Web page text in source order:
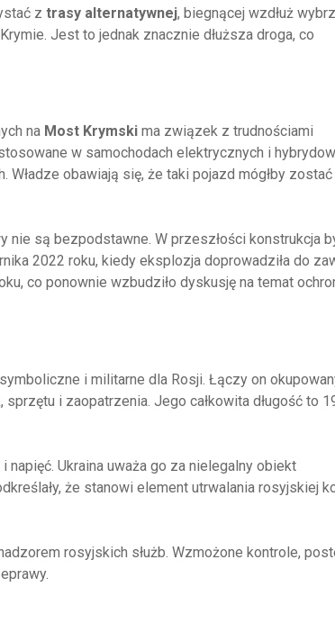
z trasy alternatywnej, biegnącej wzdłuż
Jest to jednak znacznie dłuższa droga, co
na Most Krymskima związek z trudnościami
w samochodach elektrycznych i
Władze obawiają się, że taki pojazd mógłby zostać
są bezpodstawne. W przeszłości konstrukcja
2022 roku, kiedy eksplozja doprowadziła do
co ponownie wzbudziło dyskusję na temat
i militarne dla Rosji. Łączy on
i zaopatrzenia. Jego całkowita długość to
Ukraina uważa go za nielegalny obiekt
że stanowi element utrwalania rosyjskiej
rosyjskich służb. Wzmożone kontrole,